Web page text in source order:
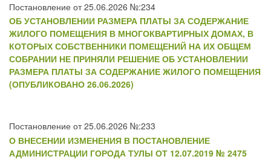
Постановление от 25.06.2026 №:234
ОБ УСТАНОВЛЕНИИ РАЗМЕРА ПЛАТЫ ЗА СОДЕРЖАНИЕ
ЖИЛОГО ПОМЕЩЕНИЯ В МНОГОКВАРТИРНЫХ ДОМАХ, В
КОТОРЫХ СОБСТВЕННИКИ ПОМЕЩЕНИЙ НА ИХ ОБЩЕМ
СОБРАНИИ НЕ ПРИНЯЛИ РЕШЕНИЕ ОБ УСТАНОВЛЕНИИ
РАЗМЕРА ПЛАТЫ ЗА СОДЕРЖАНИЕ ЖИЛОГО ПОМЕЩЕНИЯ
(ОПУБЛИКОВАНО 26.06.2026)
Постановление от 25.06.2026 №:233
О ВНЕСЕНИИ ИЗМЕНЕНИЯ В ПОСТАНОВЛЕНИЕ
АДМИНИСТРАЦИИ ГОРОДА ТУЛЫ ОТ 12.07.2019 № 2475